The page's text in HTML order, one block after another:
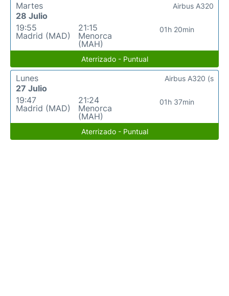
Martes
28 Julio
19:55
Madrid (MAD)
21:15
Menorca
(MAH)
01h 20min
Airbus A320
Aterrizado - Puntual
Lunes
27 Julio
19:47
Madrid (MAD)
21:24
Menorca
(MAH)
01h 37min
Airbus A320 (s
Aterrizado - Puntual